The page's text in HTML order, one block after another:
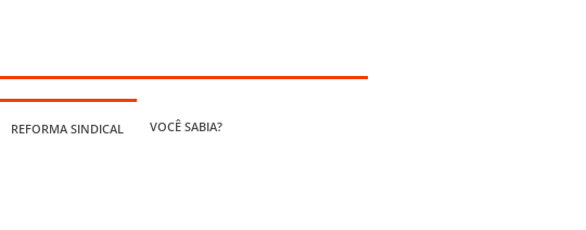
REFORMA SINDICAL VOCÊ SABIA?